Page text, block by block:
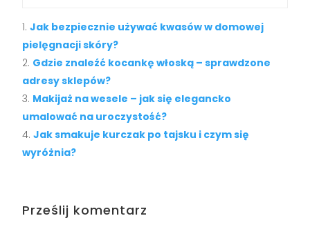
Jak bezpiecznie używać kwasów w domowej
pielęgnacji skóry?
Gdzie znaleźć kocankę włoską – sprawdzone
adresy sklepów?
Makijaż na wesele – jak się elegancko
umalować na uroczystość?
Jak smakuje kurczak po tajsku i czym się
wyróżnia?
Prześlij komentarz